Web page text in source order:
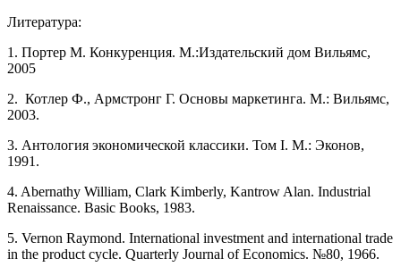
Литература:
1. Портер М. Конкуренция. М.:Издательский дом Вильямс,
2005
2. Котлер Ф., Армстронг Г. Основы маркетинга. М.: Вильямс,
2003.
3. Антология экономической классики. Том I. М.: Эконов,
1991.
4. Abernathy William, Clark Kimberly, Kantrow Alan. Industrial
Renaissance. Basic Books, 1983.
5. Vernon Raymond. International investment and international trade
in the product cycle. Quarterly Journal of Economics. №80, 1966.